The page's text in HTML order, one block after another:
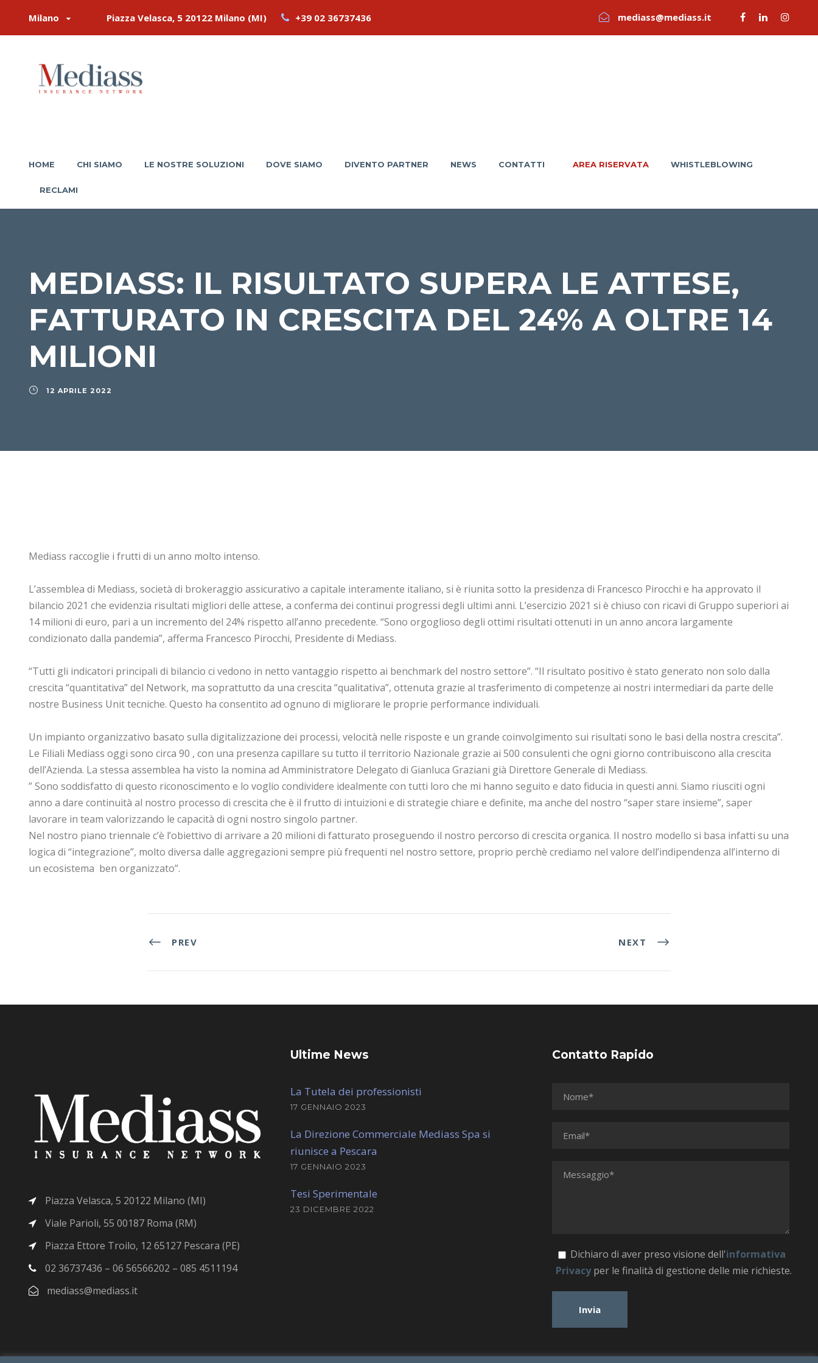
Milano Piazza Velasca, 5 20122 Milano (MI) +39 02 36737436 mediass@mediass.it
HOME CHI SIAMO LE NOSTRE SOLUZIONI DOVE SIAMO DIVENTO PARTNER NEWS CONTATTI AREA RISERVATA WHISTLEBLOWING
RECLAMI
MEDIASS: IL RISULTATO SUPERA LE ATTESE,
FATTURATO IN CRESCITA DEL 24% A OLTRE 14
MILIONI
12 APRILE 2022
Mediass raccoglie i frutti di un anno molto intenso.
L’assemblea di Mediass, società di brokeraggio assicurativo a capitale interamente italiano, si è riunita sotto la presidenza di Francesco Pirocchi e ha approvato il
bilancio 2021 che evidenzia risultati migliori delle attese, a conferma dei continui progressi degli ultimi anni. L’esercizio 2021 si è chiuso con ricavi di Gruppo superiori ai
14 milioni di euro, pari a un incremento del 24% rispetto all’anno precedente. “Sono orgoglioso degli ottimi risultati ottenuti in un anno ancora largamente
condizionato dalla pandemia”, afferma Francesco Pirocchi, Presidente di Mediass.
“Tutti gli indicatori principali di bilancio ci vedono in netto vantaggio rispetto ai benchmark del nostro settore”. “Il risultato positivo è stato generato non solo dalla
crescita “quantitativa” del Network, ma soprattutto da una crescita “qualitativa”, ottenuta grazie al trasferimento di competenze ai nostri intermediari da parte delle
nostre Business Unit tecniche. Questo ha consentito ad ognuno di migliorare le proprie performance individuali.
Un impianto organizzativo basato sulla digitalizzazione dei processi, velocità nelle risposte e un grande coinvolgimento sui risultati sono le basi della nostra crescita”.
Le Filiali Mediass oggi sono circa 90 , con una presenza capillare su tutto il territorio Nazionale grazie ai 500 consulenti che ogni giorno contribuiscono alla crescita
dell’Azienda. La stessa assemblea ha visto la nomina ad Amministratore Delegato di Gianluca Graziani già Direttore Generale di Mediass.
” Sono soddisfatto di questo riconoscimento e lo voglio condividere idealmente con tutti loro che mi hanno seguito e dato fiducia in questi anni. Siamo riusciti ogni
anno a dare continuità al nostro processo di crescita che è il frutto di intuizioni e di strategie chiare e definite, ma anche del nostro “saper stare insieme”, saper
lavorare in team valorizzando le capacità di ogni nostro singolo partner.
Nel nostro piano triennale c’è l’obiettivo di arrivare a 20 milioni di fatturato proseguendo il nostro percorso di crescita organica. Il nostro modello si basa infatti su una
logica di “integrazione”, molto diversa dalle aggregazioni sempre più frequenti nel nostro settore, proprio perchè crediamo nel valore dell’indipendenza all’interno di
un ecosistema ben organizzato”.
PREV NEXT
Piazza Velasca, 5 20122 Milano (MI)
Viale Parioli, 55 00187 Roma (RM)
Piazza Ettore Troilo, 12 65127 Pescara (PE)
02 36737436 – 06 56566202 – 085 4511194
mediass@mediass.it
Ultime News
La Tutela dei professionisti
17 GENNAIO 2023
La Direzione Commerciale Mediass Spa si
riunisce a Pescara
17 GENNAIO 2023
Tesi Sperimentale
23 DICEMBRE 2022
Contatto Rapido
Dichiaro di aver preso visione dell'informativa
Privacyper le finalità di gestione delle mie richieste.